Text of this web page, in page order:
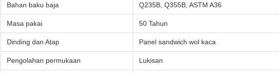
Bahan baku baja Q235B, Q355B, ASTM A36
Masa pakai 50 Tahun
Dinding dan Atap Panel sandwich wol kaca
Pengolahan permukaan Lukisan